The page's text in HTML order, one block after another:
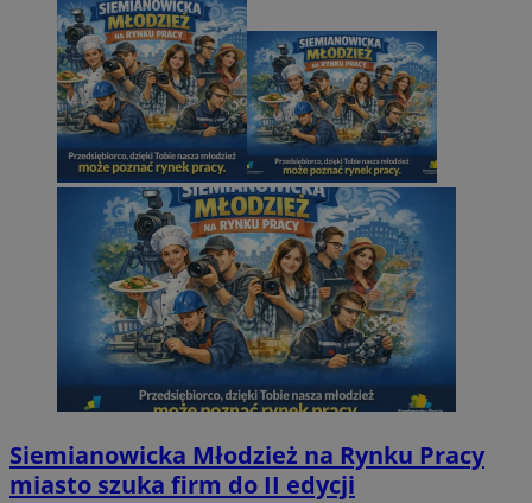
Siemianowicka Młodzież na Rynku Pracy
miasto szuka firm do II edycji